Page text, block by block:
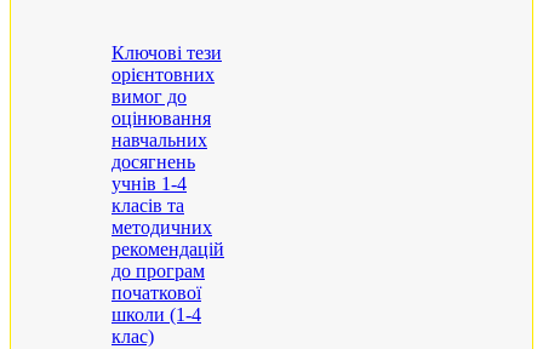
Ключові тези
орієнтовних
вимог до
оцінювання
навчальних
досягнень
учнів 1-4
класів та
методичних
рекомендацій
до програм
початкової
школи (1-4
клас)